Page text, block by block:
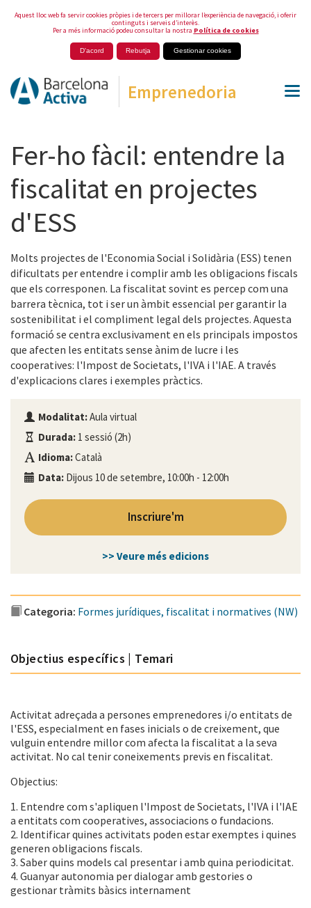
Aquest lloc web fa servir cookies pròpies i de tercers per millorar l’experiència de navegació, i oferir
continguts i serveis d’interès.
Per a més informació podeu consultar la nostra Política de cookies
D'acord Rebutja Gestionar cookies
Emprenedoria
Fer-ho fàcil: entendre la
fiscalitat en projectes
d'ESS
Molts projectes de l'Economia Social i Solidària (ESS) tenen
dificultats per entendre i complir amb les obligacions fiscals
que els corresponen. La fiscalitat sovint es percep com una
barrera tècnica, tot i ser un àmbit essencial per garantir la
sostenibilitat i el compliment legal dels projectes. Aquesta
formació se centra exclusivament en els principals impostos
que afecten les entitats sense ànim de lucre i les
cooperatives: l'Impost de Societats, l'IVA i l'IAE. A través
d'explicacions clares i exemples pràctics.
Modalitat:Aula virtual
Durada: 1 sessió (2h)
Idioma:Català
Data: Dijous 10 de setembre, 10:00h - 12:00h
Inscriure'm
>> Veure més edicions
Categoria: Formes jurídiques, fiscalitat i normatives (NW)
Objectius específics | Temari
Activitat adreçada a persones emprenedores i/o entitats de
l'ESS, especialment en fases inicials o de creixement, que
vulguin entendre millor com afecta la fiscalitat a la seva
activitat. No cal tenir coneixements previs en fiscalitat.
Objectius:
1. Entendre com s'apliquen l'Impost de Societats, l'IVA i l'IAE
a entitats com cooperatives, associacions o fundacions.
2. Identificar quines activitats poden estar exemptes i quines
generen obligacions fiscals.
3. Saber quins models cal presentar i amb quina periodicitat.
4. Guanyar autonomia per dialogar amb gestories o
gestionar tràmits bàsics internament